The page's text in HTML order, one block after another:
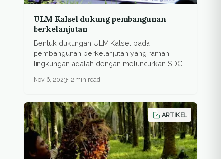
ULM Kalsel dukung pembangunan
berkelanjutan
Bentuk dukungan ULM Kalsel pada
pembangunan berkelanjutan yang ramah
lingkungan adalah dengan meluncurkan SDGs
Nov 6, 2023 2 min read
ARTIKEL